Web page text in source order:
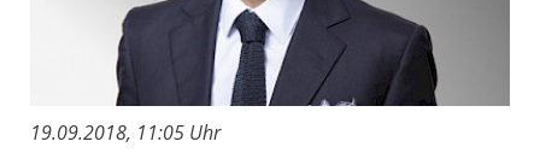
19.09.2018, 11:05 Uhr